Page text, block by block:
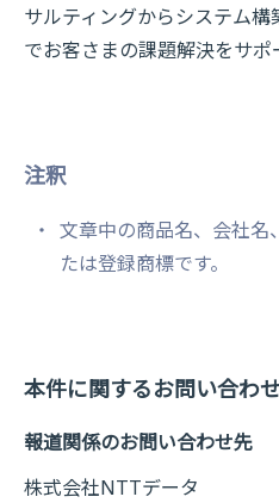
サルティングからシステム
でお客さまの課題解決をサポ
注釈
文章中の商品名、会社名
たは登録商標です。
本件に関するお問い合わ
報道関係のお問い合わせ先
株式会社NTTデータ